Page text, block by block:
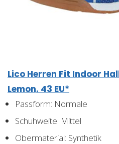
Lico Herren Fit Indoor
Lemon, 43 EU*
Passform: Normale
Schuhweite: Mittel
Obermaterial: Synthetik